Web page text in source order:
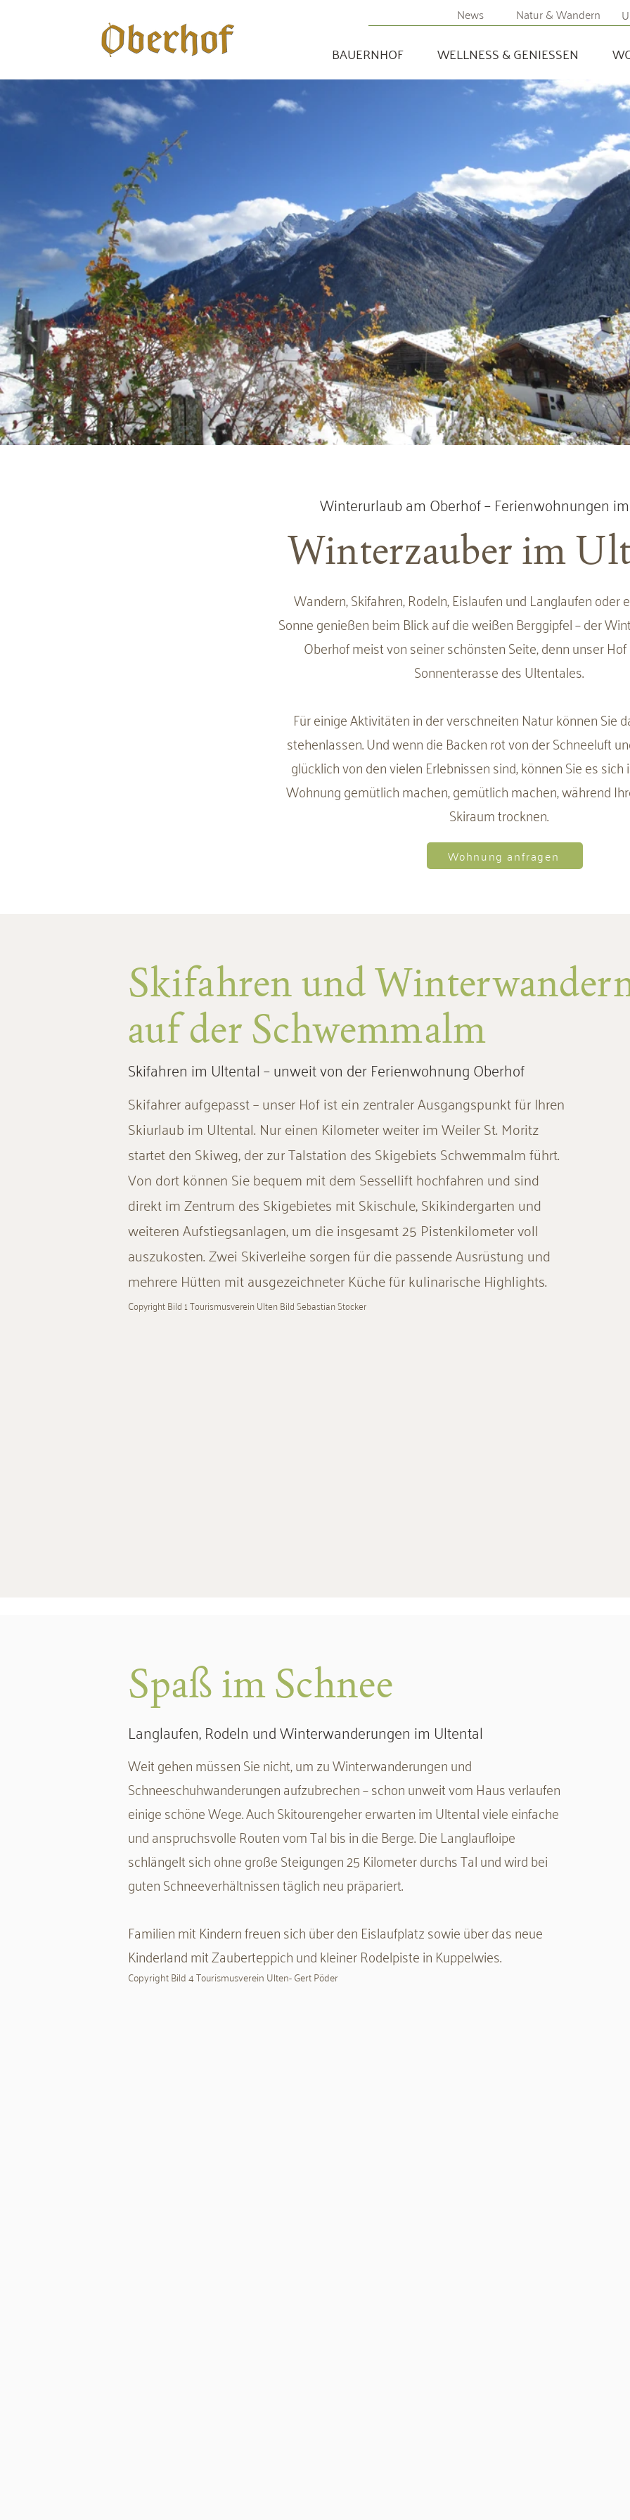
Natur & Wandern
News
BAUERNHOF WELLNESS & GENIESSEN
Winterurlaub am Oberhof – Ferienwohnungen
Winterzauber im
Wandern, Skifahren, Rodeln, Eislaufen und Langlaufen oder
Sonne genießen beim Blick auf die weißen Berggipfel – der
Oberhof meist von seiner schönsten Seite, denn unser
Sonnenterasse des Ultentales.
Für einige Aktivitäten in der verschneiten Natur können Sie
stehenlassen. Und wenn die Backen rot von der Schneeluft
glücklich von den vielen Erlebnissen sind, können Sie es
Wohnung gemütlich machen, gemütlich machen, während
Skiraum trocknen.
Wohnung anfragen
Skifahren und
auf der Schwemmalm
Skifahren im Ultental – unweit von der Ferienwohnung Oberhof
Skifahrer aufgepasst – unser Hof ist ein zentraler Ausgangspunkt für Ihren
Skiurlaub im Ultental. Nur einen Kilometer weiter im Weiler St. Moritz
startet den Skiweg, der zur Talstation des Skigebiets Schwemmalm führt.
Von dort können Sie bequem mit dem Sessellift hochfahren und sind
direkt im Zentrum des Skigebietes mit Skischule, Skikindergarten und
weiteren Aufstiegsanlagen, um die insgesamt 25 Pistenkilometer voll
auszukosten. Zwei Skiverleihe sorgen für die passende Ausrüstung und
mehrere Hütten mit ausgezeichneter Küche für kulinarische Highlights.
Copyright Bild 1 Tourismusverein Ulten Bild Sebastian Stocker
Spaß im Schnee
Langlaufen, Rodeln und Winterwanderungen im Ultental
Weit gehen müssen Sie nicht, um zu Winterwanderungen und
Schneeschuhwanderungen aufzubrechen – schon unweit vom Haus verlaufen
einige schöne Wege. Auch Skitourengeher erwarten im Ultental viele einfache
und anspruchsvolle Routen vom Tal bis in die Berge. Die Langlaufloipe
schlängelt sich ohne große Steigungen 25 Kilometer durchs Tal und wird bei
guten Schneeverhältnissen täglich neu präpariert.
​Familien mit Kindern freuen sich über den Eislaufplatz sowie über das neue
Kinderland mit Zauberteppich und kleiner Rodelpiste in Kuppelwies.
Copyright Bild 4 Tourismusverein Ulten- Gert Pöder